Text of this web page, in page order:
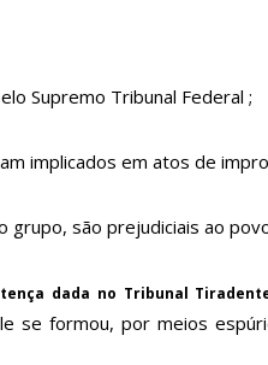
Supremo Tribunal Federal ;
implicados em atos de
são prejudiciais ao
dada no Tribunal
se formou, por meios